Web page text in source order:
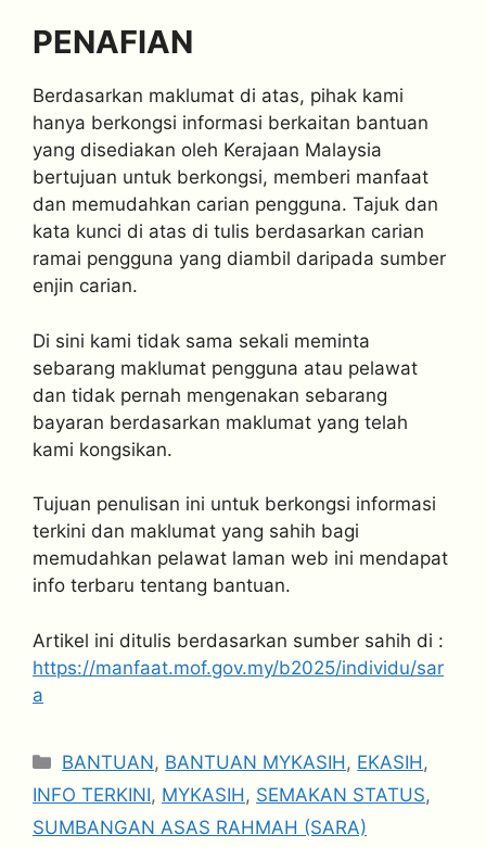
PENAFIAN
Berdasarkan maklumat di atas, pihak kami
hanya berkongsi informasi berkaitan bantuan
yang disediakan oleh Kerajaan Malaysia
bertujuan untuk berkongsi, memberi manfaat
dan memudahkan carian pengguna. Tajuk dan
kata kunci di atas di tulis berdasarkan carian
ramai pengguna yang diambil daripada sumber
enjin carian.
Di sini kami tidak sama sekali meminta
sebarang maklumat pengguna atau pelawat
dan tidak pernah mengenakan sebarang
bayaran berdasarkan maklumat yang telah
kami kongsikan.
Tujuan penulisan ini untuk berkongsi informasi
terkini dan maklumat yang sahih bagi
memudahkan pelawat laman web ini mendapat
info terbaru tentang bantuan.
Artikel ini ditulis berdasarkan sumber sahih di :
https://manfaat.mof.gov.my/b2025/individu/sar
a
Categories
BANTUAN, BANTUAN MYKASIH , EKASIH ,
INFO TERKINI, MYKASIH , SEMAKAN STATUS,
SUMBANGAN ASAS RAHMAH (SARA)